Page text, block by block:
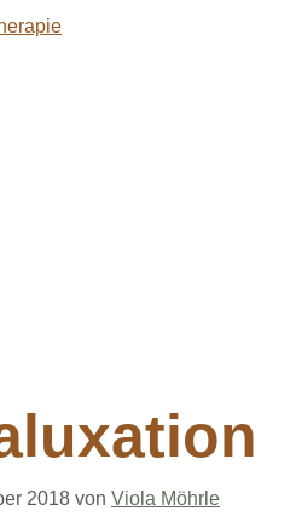
2018 von Viola Möhrle